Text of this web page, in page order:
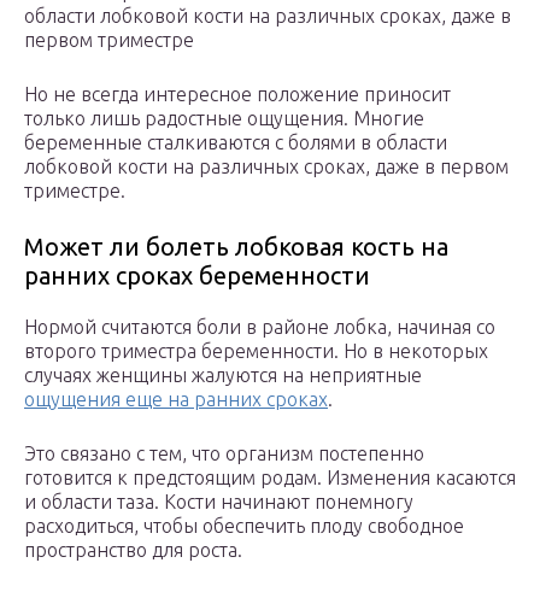
области лобковой кости на различных сроках, даже в
первом триместре
Но не всегда интересное положение приносит
только лишь радостные ощущения. Многие
беременные сталкиваются с болями в области
лобковой кости на различных сроках, даже в первом
триместре.
Может ли болеть лобковая кость на
ранних сроках беременности
Нормой считаются боли в районе лобка, начиная со
второго триместра беременности. Но в некоторых
случаях женщины жалуются на неприятные
ощущения еще на ранних сроках.
Это связано с тем, что организм постепенно
готовится к предстоящим родам. Изменения касаются
и области таза. Кости начинают понемногу
расходиться, чтобы обеспечить плоду свободное
пространство для роста.